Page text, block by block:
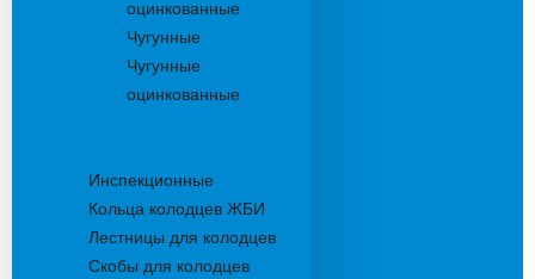
оцинкованные
Чугунные
Чугунные
оцинкованные
Инспекционные
Кольца колодцев ЖБИ
Лестницы для колодцев
Скобы для колодцев